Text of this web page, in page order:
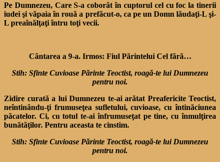
Pe Dumnezeu, Care S-a coborât în cuptorul cel cu foc la tinerii
iudei şi văpaia în rouă a prefăcut-o, ca pe un Domn lăudaţi-L şi-
L preaînălţaţi întru toţi vecii.
Cântarea a 9-a. Irmos: Fiul Părintelui Cel fără…
Stih: Sfinte Cuvioase Părinte Teoctist, roagă-te lui Dumnezeu
pentru noi.
Zidire curată a lui Dumnezeu te-ai arătat Preafericite Teoctist,
neîntinându-ţi frumuseţea sufletului, cuvioase, cu întinăciunea
păcatelor. Ci, cu totul te-ai înfrumuseţat pe tine, cu înmulţirea
bunătăţilor. Pentru aceasta te cinstim.
Stih: Sfinte Cuvioase Părinte Teoctist, roagă-te lui Dumnezeu
pentru noi.